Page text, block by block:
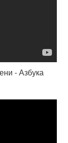
- Азбука